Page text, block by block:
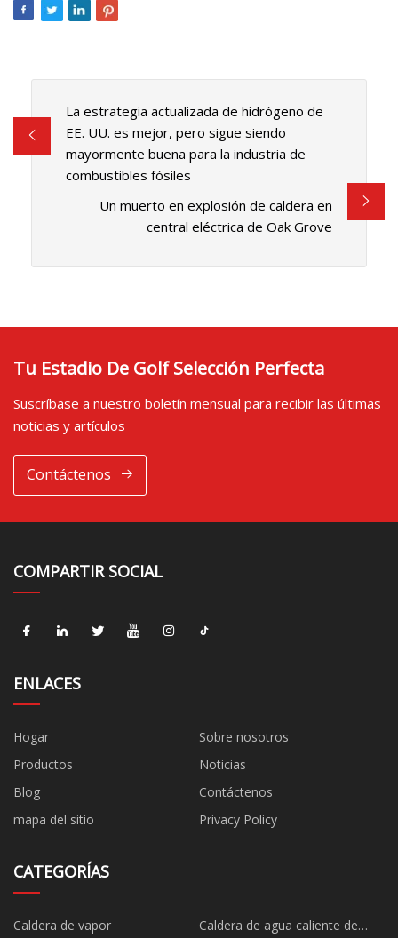
La estrategia actualizada de hidrógeno de
EE. UU. es mejor, pero sigue siendo
mayormente buena para la industria de
combustibles fósiles
Un muerto en explosión de caldera en
central eléctrica de Oak Grove
Tu Estadio De Golf Selección Perfecta
Suscríbase a nuestro boletín mensual para recibir las últimas
noticias y artículos
Contáctenos
COMPARTIR SOCIAL
ENLACES
Hogar
Sobre nosotros
Productos
Noticias
Blog
Contáctenos
mapa del sitio
Privacy Policy
CATEGORÍAS
Caldera de vapor
Caldera de agua caliente de